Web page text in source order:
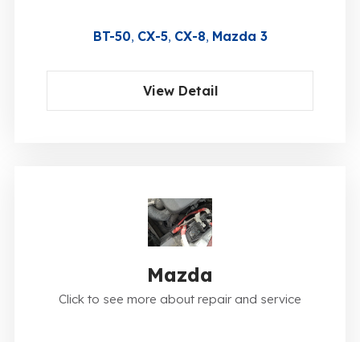
BT-50 CX-5 CX-8 Mazda 3
View Detail
Mazda
Click to see more about repair and service